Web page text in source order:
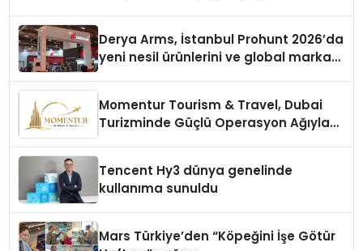
Derya Arms, İstanbul Prohunt 2026’da
yeni nesil ürünlerini ve global marka
Momentur Tourism & Travel, Dubai
Turizminde Güçlü Operasyon Ağıyla
Tencent Hy3 dünya genelinde
kullanıma sunuldu
Mars Türkiye’den “Köpeğini İşe Götür